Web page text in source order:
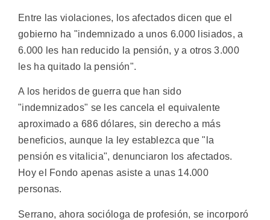
Entre las violaciones, los afectados dicen que el
gobierno ha "indemnizado a unos 6.000 lisiados, a
6.000 les han reducido la pensión, y a otros 3.000
les ha quitado la pensión".
A los heridos de guerra que han sido
"indemnizados" se les cancela el equivalente
aproximado a 686 dólares, sin derecho a más
beneficios, aunque la ley establezca que "la
pensión es vitalicia", denunciaron los afectados.
Hoy el Fondo apenas asiste a unas 14.000
personas.
Serrano, ahora socióloga de profesión, se incorporó